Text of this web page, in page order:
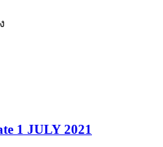
1 JULY 2021